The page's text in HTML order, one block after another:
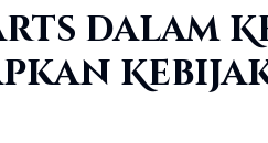
dalam